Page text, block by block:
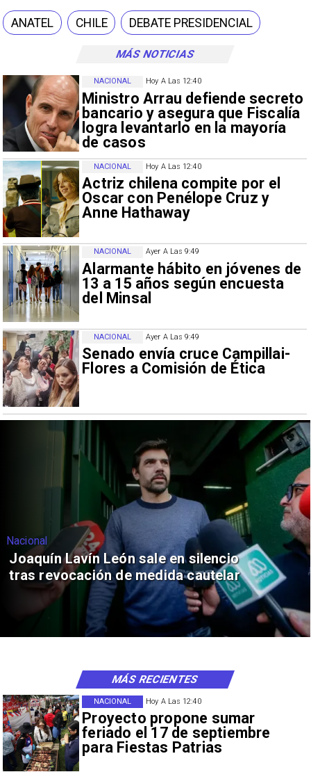
MÁS NOTICIAS
Hoy A Las 12:40
Ministro Arrau defiende secreto
bancario y asegura que Fiscalía
logra levantarlo en la mayoría
de casos
NACIONAL
Hoy A Las 12:40
Actriz chilena compite por el
Oscar con Penélope Cruz y
Anne Hathaway
NACIONAL
Ayer A Las 9:49
Alarmante hábito en jóvenes de
13 a 15 años según encuesta
del Minsal
NACIONAL
Ayer A Las 9:49
Senado envía cruce Campillai-
Flores a Comisión de Ética
NACIONAL
ANATEL CHILE DEBATE PRESIDENCIAL
Nacional
Joaquín Lavín León sale en silencio
tras revocación de medida cautelar
Hoy A Las 12:40
Proyecto propone sumar
feriado el 17 de septiembre
para Fiestas Patrias
NACIONAL
MÁS RECIENTES